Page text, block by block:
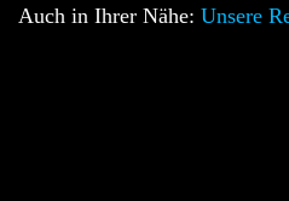
Auch in Ihrer Nähe: Unsere